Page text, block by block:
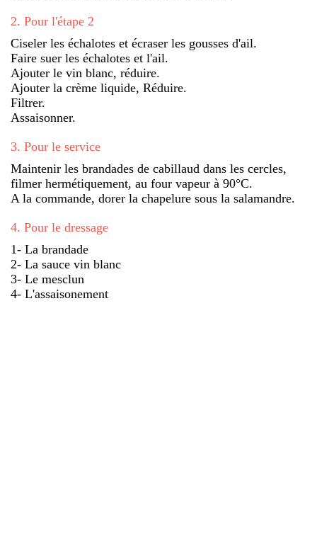
2. Pour l'étape 2
Ciseler les échalotes et écraser les gousses d'ail.
Faire suer les échalotes et l'ail.
Ajouter le vin blanc, réduire.
Ajouter la crème liquide, Réduire.
Filtrer.
Assaisonner.
3. Pour le service
Maintenir les brandades de cabillaud dans les cercles,
filmer hermétiquement, au four vapeur à 90°C.
A la commande, dorer la chapelure sous la salamandre.
4. Pour le dressage
1- La brandade
2- La sauce vin blanc
3- Le mesclun
4- L'assaisonement